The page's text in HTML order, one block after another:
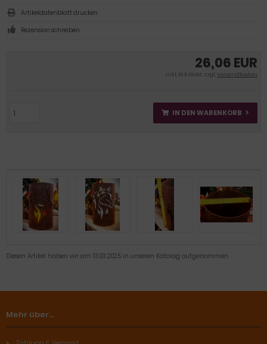
26,06 EUR
inkl. 19 % MwSt. zzgl.Versandkosten
IN DEN WARENKORB
Artikeldatenblatt drucken
Rezension schreiben
Diesen Artikel haben wir am 13.03.2025 in unseren Katalog aufgenommen.
Mehr über...